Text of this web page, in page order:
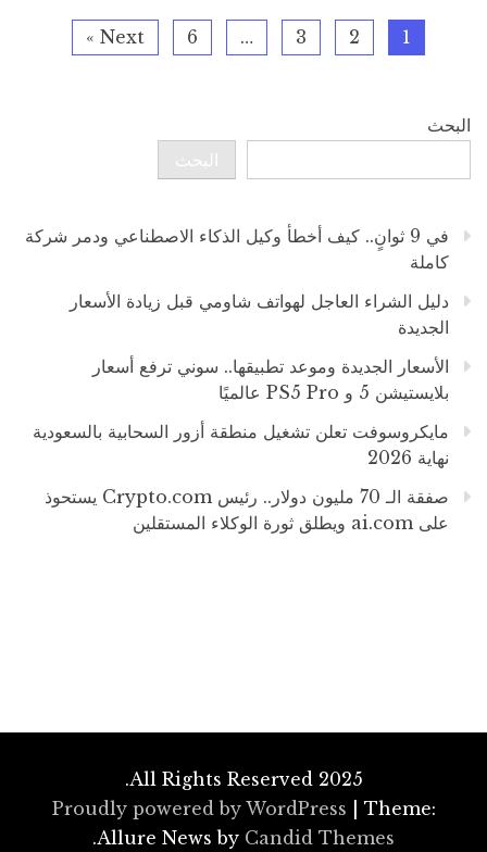
1
2
3
…
6
Next »
البحث
البحث
في 9 ثوانٍ.. كيف أخطأ وكيل الذكاء الاصطناعي ودمر شركة
كاملة
دليل الشراء العاجل لهواتف شاومي قبل زيادة الأسعار
الجديدة
الأسعار الجديدة وموعد تطبيقها.. سوني ترفع أسعار
بلايستيشن 5 و PS5 Pro عالميًا
مايكروسوفت تعلن تشغيل منطقة أزور السحابية بالسعودية
نهاية 2026
صفقة الـ 70 مليون دولار.. رئيس Crypto.com يستحوذ
على ai.com ويطلق ثورة الوكلاء المستقلين
All Rights Reserved 2025.
Proudly powered by WordPress
Theme:
Allure News by Candid Themes
.